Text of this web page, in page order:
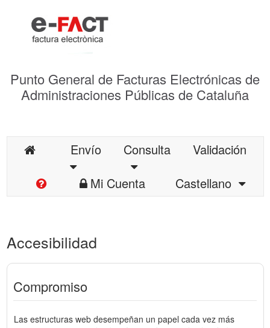
Punto General de Facturas Electrónicas de
Administraciones Públicas de Cataluña
Envío Consulta
Validación
Mi Cuenta
Castellano
Accesibilidad
Compromiso
Las estructuras web desempeñan un papel cada vez más